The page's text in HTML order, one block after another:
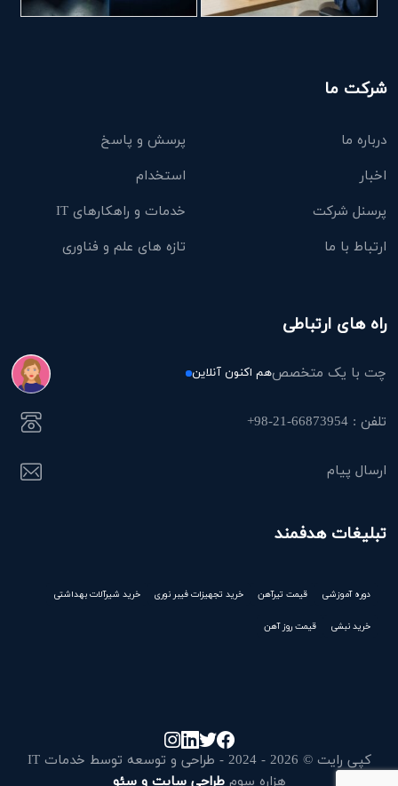
شرکت ما
درباره ما
پرسش و پاسخ
اخبار
استخدام
پرسنل شرکت
خدمات و راهکارهای IT
ارتباط با ما
تازه های علم و فناوری
راه های ارتباطی
چت با یک متخصصهم اکنون آنلاین
تلفن : 66873954-21-98+
ارسال پیام
تبلیغات هدفمند
دوره آموزشی قیمت تیرآهن خرید تجهیزات فیبر نوری خرید شیرآلات بهداشتی
خرید نبشی قیمت روز آهن
کپی رایت © 2026 - 2024 - طراحی و توسعه توسط خدمات IT
هزاره سومطراحی سایت و سئو